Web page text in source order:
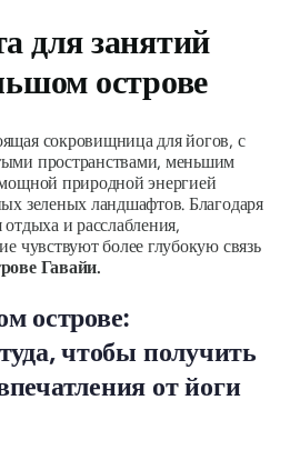
для занятий
острове
сокровищница для йогов, с
пространствами, меньшим
природной энергией
зеленых ландшафтов. Благодаря
и расслабления,
чувствуют более глубокую связь
Гавайи.
острове:
чтобы получить
от йоги